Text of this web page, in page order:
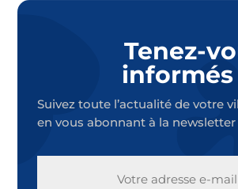
Tenez-
informés
Suivez toute l’actualité de votre
en vous abonnant à la newsletter